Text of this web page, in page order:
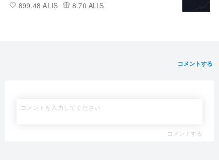
899.48 ALIS 8.70 ALIS
コメントする
コメントする